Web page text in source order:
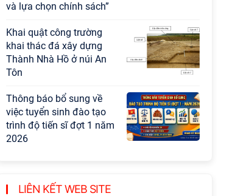
và lựa chọn chính sách”
Khai quật công trường
khai thác đá xây dựng
Thành Nhà Hồ ở núi An
Tôn
Thông báo bổ sung về
việc tuyển sinh đào tạo
trình độ tiến sĩ đợt 1 năm
2026
LIÊN KẾT WEB SITE